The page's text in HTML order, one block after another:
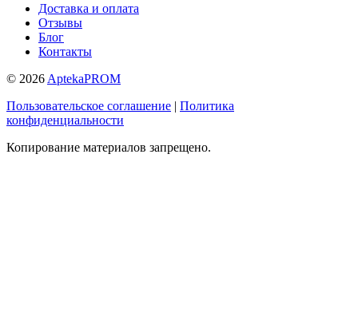
Доставка и оплата
Отзывы
Блог
Контакты
© 2026 AptekaPROM
Пользовательское соглашение | Политика
конфиденциальности
Копирование материалов запрещено.